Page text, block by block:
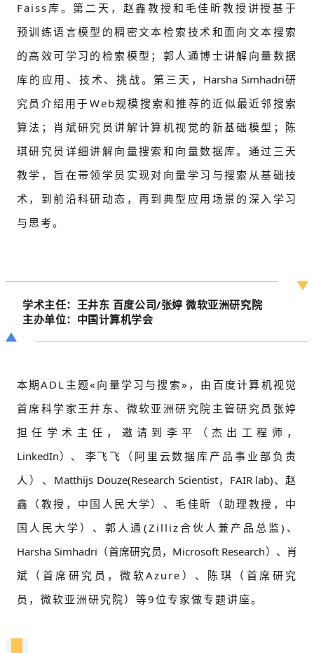
Faiss库。第二天，赵鑫教授和毛佳昕教授讲授基于
预训练语言模型的稠密文本检索技术和面向文本搜索
的高效可学习的检索模型；郭人通博士讲解向量数据
库的应用、技术、挑战。第三天， Harsha Simhadri研
究员介绍用于Web规模搜索和推荐的近似最近邻搜索
算法；肖斌研究员讲解计算机视觉的新基础模型；陈
琪研究员详细讲解向量搜索和向量数据库。通过三天
教学，旨在带领学员实现对向量学习与搜索从基础技
术，到前沿科研动态，再到典型应用场景的深入学习
与思考。
学术主任：王井东 百度公司/张婷 微软亚洲研究院
主办单位：中国计算机学会
本期ADL主题«向量学习与搜索»，由百度计算机视觉
首席科学家王井东、微软亚洲研究院主管研究员张婷
担任学术主任，邀请到李平（杰出工程师 ，
LinkedIn）、 李飞飞（阿里云数据库产品事业部负责
人）、 Matthijs Douze(Research Scientist，FAIR lab)、赵
鑫（教授，中国人民大学）、毛佳昕（助理教授，中
国人民大学）、郭人通(Zilliz合伙人兼产品总监) 、
Harsha Simhadri（首席研究员，Microsoft Research）、肖
斌（首席研究员，微软Azure）、陈琪（首席研究
员，微软亚洲研究院）等9位专家做专题讲座。